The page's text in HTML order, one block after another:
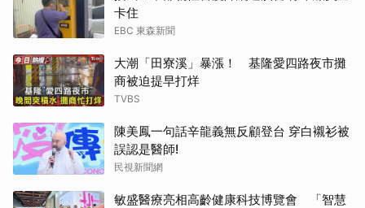
卡住
EBC 東森新聞
大潮「田寮溪」暴漲！ 基隆愛四路夜市攤
商被迫提早打烊
TVBS
陳美鳳一句話辛龍義無反顧登台 穿白襯衫被
誤認是醫師!
民視新聞網
敏盛醫療亮相高齡健康科技博覽會 「智慧